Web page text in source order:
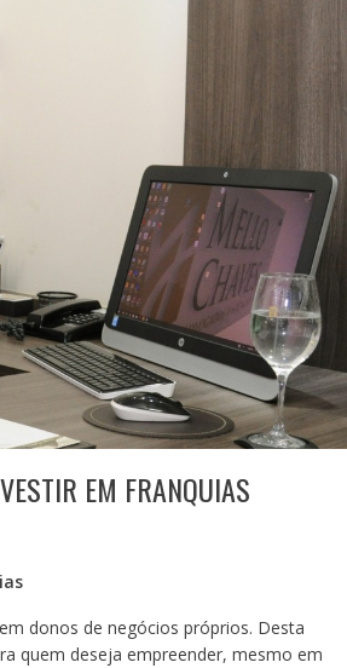
EM FRANQUIAS
donos de negócios próprios. Desta
quem deseja empreender, mesmo em